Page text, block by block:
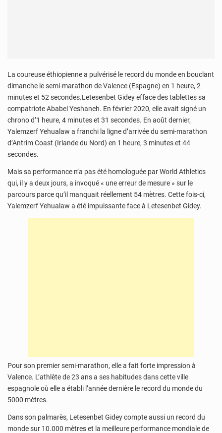
La coureuse éthiopienne a pulvérisé le record du monde en bouclant
dimanche le semi-marathon de Valence (Espagne) en 1 heure, 2
minutes et 52 secondes.Letesenbet Gidey efface des tablettes sa
compatriote Ababel Yeshaneh. En février 2020, elle avait signé un
chrono d’1 heure, 4 minutes et 31 secondes. En août dernier,
Yalemzerf Yehualaw a franchi la ligne d’arrivée du semi-marathon
d’Antrim Coast (Irlande du Nord) en 1 heure, 3 minutes et 44
secondes.
Mais sa performance n’a pas été homologuée par World Athletics
qui, il y a deux jours, a invoqué « une erreur de mesure » sur le
parcours parce qu’il manquait réellement 54 mètres. Cette fois-ci,
Yalemzerf Yehualaw a été impuissante face à Letesenbet Gidey.
Pour son premier semi-marathon, elle a fait forte impression à
Valence. L’athlète de 23 ans a ses habitudes dans cette ville
espagnole où elle a établi l’année dernière le record du monde du
5000 mètres.
Dans son palmarès, Letesenbet Gidey compte aussi un record du
monde sur 10.000 mètres et la meilleure performance mondiale de